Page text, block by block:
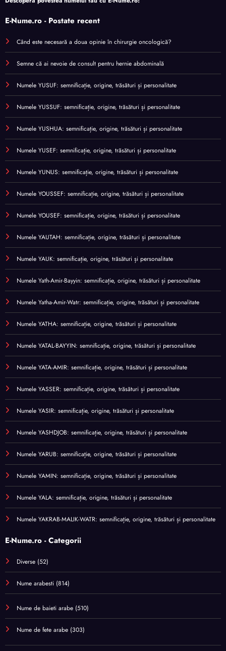
E-Nume.ro - Postate recent
Când este necesară a doua opinie în chirurgie oncologică?
Semne că ai nevoie de consult pentru hernie abdominală
Numele YUSUF: semnificație, origine, trăsături și personalitate
Numele YUSSUF: semnificație, origine, trăsături și personalitate
Numele YUSHUA: semnificație, origine, trăsături și personalitate
Numele YUSEF: semnificație, origine, trăsături și personalitate
Numele YUNUS: semnificație, origine, trăsături și personalitate
Numele YOUSSEF: semnificație, origine, trăsături și personalitate
Numele YOUSEF: semnificație, origine, trăsături și personalitate
Numele YAUTAH: semnificație, origine, trăsături și personalitate
Numele YAUK: semnificație, origine, trăsături și personalitate
Numele Yath-Amir-Bayyin: semnificație, origine, trăsături și personalitate
Numele Yatha-Amir-Watr: semnificație, origine, trăsături și personalitate
Numele YATHA: semnificație, origine, trăsături și personalitate
Numele YATAL-BAYYIN: semnificație, origine, trăsături și personalitate
Numele YATA-AMIR: semnificație, origine, trăsături și personalitate
Numele YASSER: semnificație, origine, trăsături și personalitate
Numele YASIR: semnificație, origine, trăsături și personalitate
Numele YASHDJOB: semnificație, origine, trăsături și personalitate
Numele YARUB: semnificație, origine, trăsături și personalitate
Numele YAMIN: semnificație, origine, trăsături și personalitate
Numele YALA: semnificație, origine, trăsături și personalitate
Numele YAKRAB-MALIK-WATR: semnificație, origine, trăsături și personalitate
E-Nume.ro - Categorii
Diverse (52)
Nume arabesti (814)
Nume de baieti arabe (510)
Nume de fete arabe (303)